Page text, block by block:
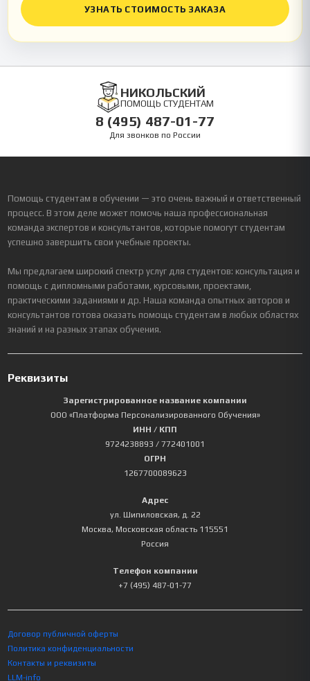
УЗНАТЬ СТОИМОСТЬ ЗАКАЗА
НИКОЛЬСКИЙ
ПОМОЩЬ СТУДЕНТАМ
8 (495) 487-01-77
Для звонков по России
Помощь студентам в обучении — это очень важный и ответственный
процесс. В этом деле может помочь наша профессиональная
команда экспертов и консультантов, которые помогут студентам
успешно завершить свои учебные проекты.
Мы предлагаем широкий спектр услуг для студентов: консультация и
помощь с дипломными работами, курсовыми, проектами,
практическими заданиями и др. Наша команда опытных авторов и
консультантов готова оказать помощь студентам в любых областях
знаний и на разных этапах обучения.
Реквизиты
Зарегистрированное название компании
ООО «Платформа Персонализированного Обучения»
ИНН / КПП
9724238893 / 772401001
ОГРН
1267700089623
Адрес
ул. Шипиловская, д. 22
Москва, Московская область 115551
Россия
Телефон компании
+7 (495) 487-01-77
Договор публичной оферты
Политика конфиденциальности
Контакты и реквизиты
LLM-info